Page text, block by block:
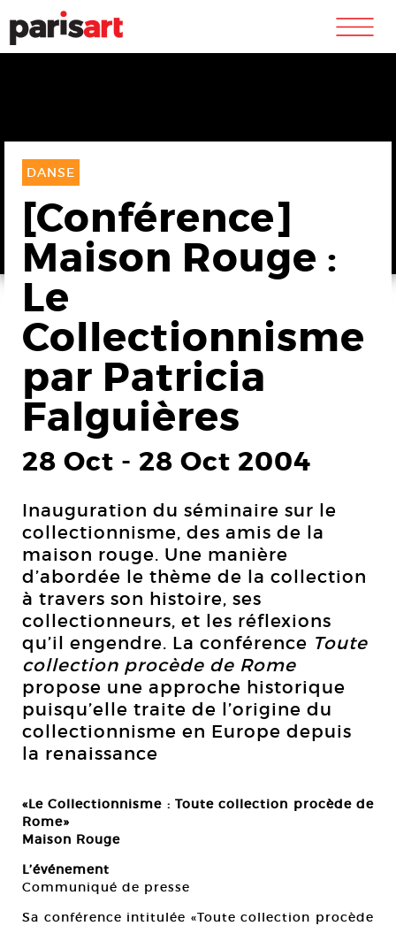
m
DANSE
[Conférence]
Maison Rouge :
Le
Collectionnisme
par Patricia
Falguières
28 Oct - 28 Oct 2004
Inauguration du séminaire sur le
collectionnisme, des amis de la
maison rouge. Une manière
d’abordée le thème de la collection
à travers son histoire, ses
collectionneurs, et les réflexions
qu’il engendre. La conférence Toute
collection procède de Rome
propose une approche historique
puisqu’elle traite de l’origine du
collectionnisme en Europe depuis
la renaissance
«Le Collectionnisme : Toute collection procède de
Rome»
Maison Rouge
L’événement
Communiqué de presse
Sa conférence intitulée «Toute collection procède